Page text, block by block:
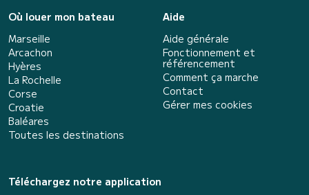
Où louer mon bateau
Marseille
Arcachon
Hyères
La Rochelle
Corse
Croatie
Baléares
Toutes les destinations
Aide
Aide générale
Fonctionnement et
référencement
Comment ça marche
Contact
Gérer mes cookies
Téléchargez notre application